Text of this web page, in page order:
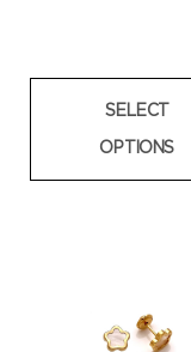
SELECT
OPTIONS